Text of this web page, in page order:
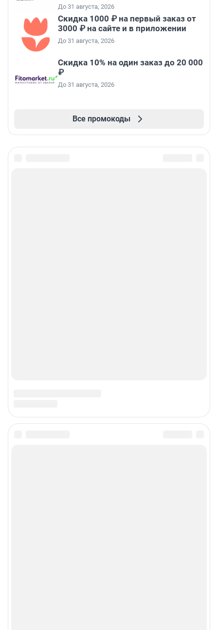
До 31 августа, 2026
Скидка 1000 ₽ на первый заказ от
3000 ₽ на сайте и в приложении
До 31 августа, 2026
Скидка 10% на один заказ до 20 000
₽
До 31 августа, 2026
Все промокоды